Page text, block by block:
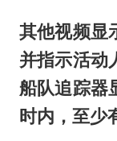
其他视频显
并指示活动
船队追踪器
时内，至少